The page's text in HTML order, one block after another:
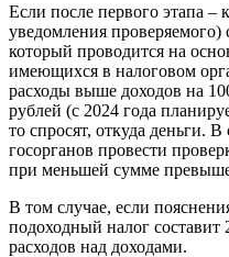
Если после первого этапа –
уведомления проверяемого)
который проводится на
имеющихся в налоговом
расходы выше доходов на
рублей (с 2024 года
то спросят, откуда деньги.
госорганов провести
при меньшей сумме
В том случае, если
подоходный налог
расходов над доходами.